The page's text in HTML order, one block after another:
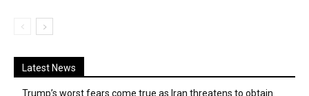
Latest News
Trump’s worst fears come true as Iran threatens to obtain